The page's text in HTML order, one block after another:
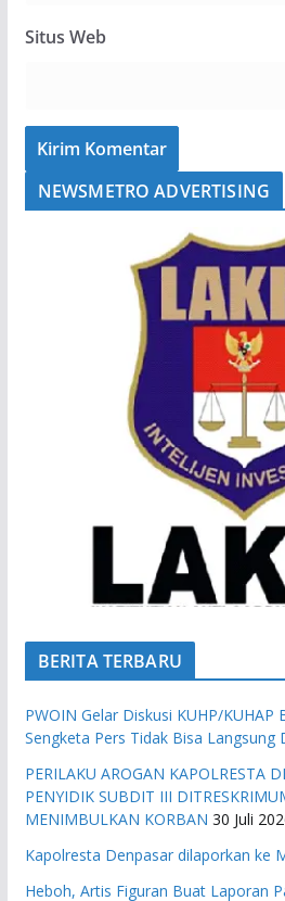
Situs Web
NEWSMETRO ADVERTISING
BERITA TERBARU
PWOIN Gelar Diskusi KUHP/KUHAP
Sengketa Pers Tidak Bisa Langsung
PERILAKU AROGAN KAPOLRESTA
PENYIDIK SUBDIT III
MENIMBULKAN KORBAN 30 Juli
Kapolresta Denpasar dilaporkan ke
Heboh, Artis Figuran Buat Laporan